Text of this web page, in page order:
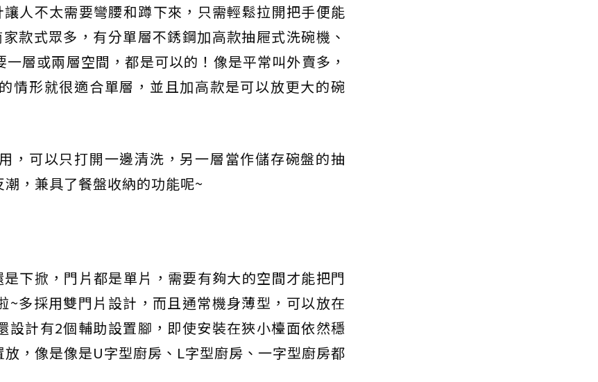
人不太需要彎腰和蹲下來，只需輕鬆拉開把手便能
款式眾多，有分單層不銹鋼加高款抽屜式洗碗機、
層或兩層空間，都是可以的！像是平常叫外賣多，
情形就很適合單層，並且加高款是可以放更大的碗
，可以只打開一邊清洗，另一層當作儲存碗盤的抽
，兼具了餐盤收納的功能呢~
下掀，門片都是單片，需要有夠大的空間才能把門
~多採用雙門片設計，而且通常機身薄型，可以放在
設計有2個輔助設置腳，即使安裝在狹小檯面依然穩
，像是像是U字型廚房、L字型廚房、一字型廚房都